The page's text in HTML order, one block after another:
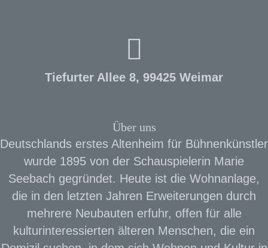
Tiefurter Allee 8, 99425 Weimar
Über uns
Deutschlands erstes Altenheim für Bühnenkünstler
wurde 1895 von der Schauspielerin Marie
Seebach gegründet. Heute ist die Wohnanlage,
die in den letzten Jahren Erweiterungen durch
mehrere Neubauten erfuhr, offen für alle
kulturinteressierten älteren Menschen, die ein